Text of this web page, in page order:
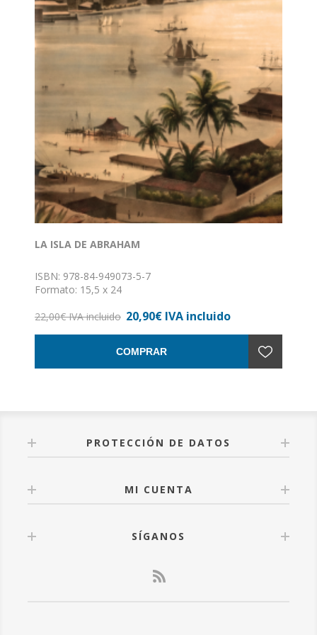
LA ISLA DE ABRAHAM
ISBN: 978-84-949073-5-7
Formato: 15,5 x 24
Encuadernación: Rústica
22,00€ IVA incluido 20,90€ IVA incluido
COMPRAR
PROTECCIÓN DE DATOS
MI CUENTA
SÍGANOS